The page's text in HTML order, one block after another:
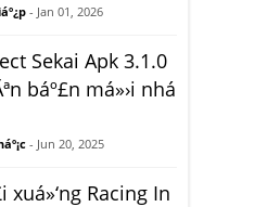
- Jan 01, 2026
Sekai Apk 3.1.0
báº£n má»›i nhá
- Jun 20, 2025
xuá»‘ng Racing In